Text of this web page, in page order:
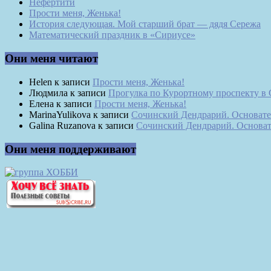
Нефертити
Прости меня, Женька!
История следующая. Мой старший брат — дядя Сережа
Математический праздник в «Сириусе»
Они меня читают
Helen к записи Прости меня, Женька!
Людмила к записи Прогулка по Курортному проспекту в
Елена к записи Прости меня, Женька!
MarinaYulikova к записи Сочинский Дендрарий.
Galina Ruzanova к записи Сочинский Дендрарий.
Они меня поддерживают